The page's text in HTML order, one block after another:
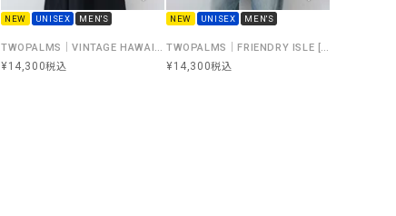
NEW UNISEX MEN'S
TWOPALMS｜VINTAGE HAWAII [[501R-12-6S]][D]
¥14,300税込
NEW UNISEX MEN'S
TWOPALMS｜FRIENDRY ISLE [[501R-10-6S]][D]
¥14,300税込